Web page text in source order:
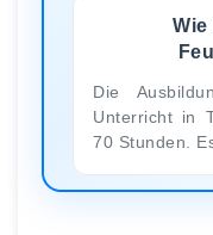
Wie
Die
Unterricht in
70 Stunden.